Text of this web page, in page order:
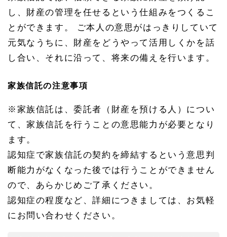
し、財産の管理を任せるという仕組みをつくるこ
とができます。 ご本人の意思がはっきりしていて
元気なうちに、財産をどうやって活用しくかを話
し合い、それに沿って、将来の備えを行います。
家族信託の注意事項
※家族信託は、委託者（財産を預ける人）につい
て、家族信託を行うことの意思能力が必要となり
ます。
認知症で家族信託の契約を締結するという意思判
断能力がなくなった後では行うことができません
ので、あらかじめご了承ください。
認知症の程度など、詳細につきましては、お気軽
にお問い合わせください。